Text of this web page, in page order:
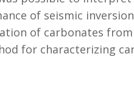
of seismic
of carbonates
for characterizing